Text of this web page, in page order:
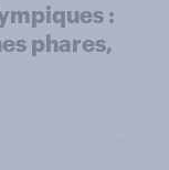
:
phares,